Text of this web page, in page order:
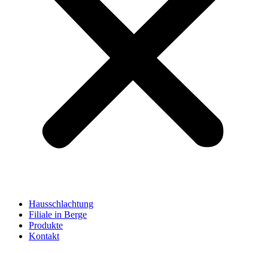
Hausschlachtung
Filiale in Berge
Produkte
Kontakt